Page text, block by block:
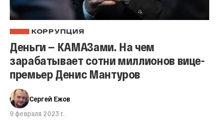
КОРРУПЦИЯ
Деньги — КАМАЗами. На чем
зарабатывает сотни миллионов вице-
премьер Денис Мантуров
Сергей Ежов
9 февраля 2023 г.